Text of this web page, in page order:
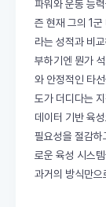
파워와 운동 능
즌 현재 그의 1
라는 성적과 비
부하기엔 뭔가
와 안정적인 타
도가 더디다는
데이터 기반 육
필요성을 절감
로운 육성 시스
과거의 방식만